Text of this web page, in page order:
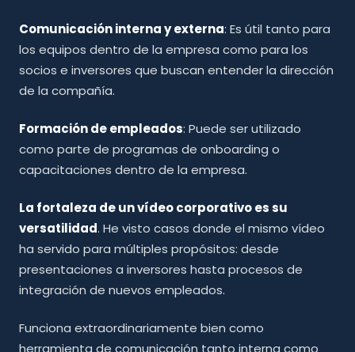
Comunicación interna y externa: Es útil tanto para
los equipos dentro de la empresa como para los
socios e inversores que buscan entender la dirección
de la compañía.
Formación de empleados: Puede ser utilizado
como parte de programas de onboarding o
capacitaciones dentro de la empresa.
La fortaleza de un vídeo corporativo es su
versatilidad. He visto casos donde el mismo vídeo
ha servido para múltiples propósitos: desde
presentaciones a inversores hasta procesos de
integración de nuevos empleados.
Funciona extraordinariamente bien como
herramienta de comunicación tanto interna como